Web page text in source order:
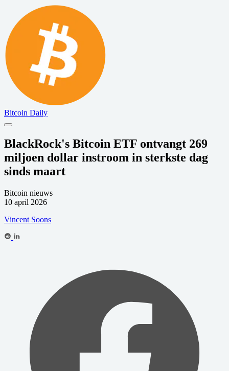
Bitcoin Daily
BlackRock's Bitcoin ETF ontvangt 269
miljoen dollar instroom in sterkste dag
sinds maart
Bitcoin nieuws
10 april 2026
Vincent Soons